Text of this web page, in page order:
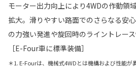
モーター出力向上により4WDの作動領
拡大。滑りやすい路面でのさらなる安
の力強い発進や旋回時のライントレース
［E-Four車に標準装備］
＊1. E-Fourは、機械式4WDとは機構および性能